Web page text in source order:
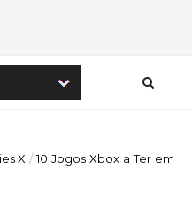
X / 10 Jogos Xbox a Ter em